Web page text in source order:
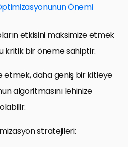
Önemi
etkisini maksimize etmek
kritik bir öneme sahiptir.
etmek, daha geniş bir kitleye
algoritmasını lehinize
stratejileri: